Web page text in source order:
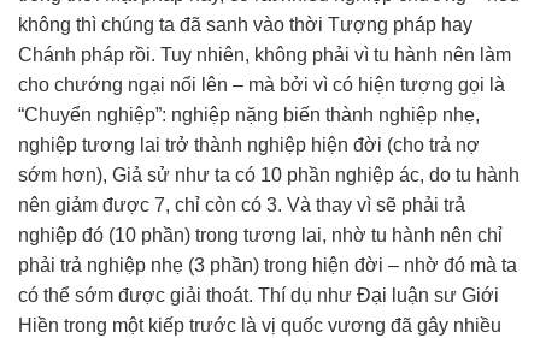
không thì chúng ta đã sanh vào thời Tượng pháp hay
Chánh pháp rồi. Tuy nhiên, không phải vì tu hành nên làm
cho chướng ngại nổi lên – mà bởi vì có hiện tượng gọi là
“Chuyển nghiệp”: nghiệp nặng biến thành nghiệp nhẹ,
nghiệp tương lai trở thành nghiệp hiện đời (cho trả nợ
sớm hơn), Giả sử như ta có 10 phần nghiệp ác, do tu hành
nên giảm được 7, chỉ còn có 3. Và thay vì sẽ phải trả
nghiệp đó (10 phần) trong tương lai, nhờ tu hành nên chỉ
phải trả nghiệp nhẹ (3 phần) trong hiện đời – nhờ đó mà ta
có thể sớm được giải thoát. Thí dụ như Đại luận sư Giới
Hiền trong một kiếp trước là vị quốc vương đã gây nhiều